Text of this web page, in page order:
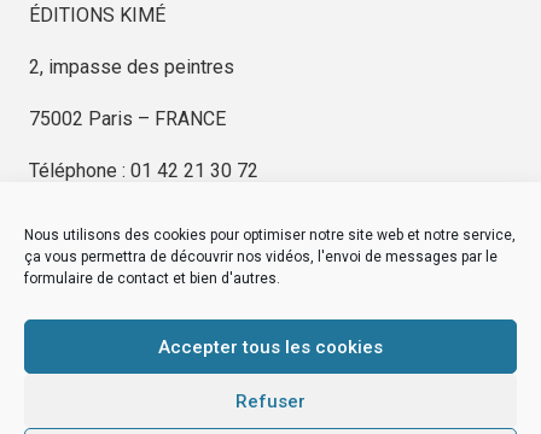
Nous utilisons des cookies pour optimiser notre site web et notre service,
ça vous permettra de découvrir nos vidéos, l'envoi de messages par le
formulaire de contact et bien d'autres.
Accepter tous les cookies
Refuser
ÉDITIONS KIMÉ
2, impasse des peintres
75002 Paris – FRANCE
Téléphone : 01 42 21 30 72
EDITIONS KIMÉ
Mentions Légales
© byeDovel.com